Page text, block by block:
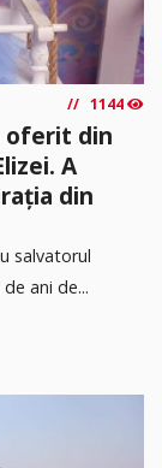
1144
oferit din
A
din
salvatorul
ani de...